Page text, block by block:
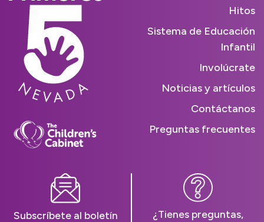
Hitos
Sistema de Educación
Infantil
Involúcrate
Noticias y artículos
Contáctanos
Preguntas frecuentes
Subscríbete al boletín
¿Tienes preguntas,